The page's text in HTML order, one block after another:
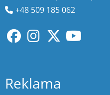
+48 509 185 062
Reklama